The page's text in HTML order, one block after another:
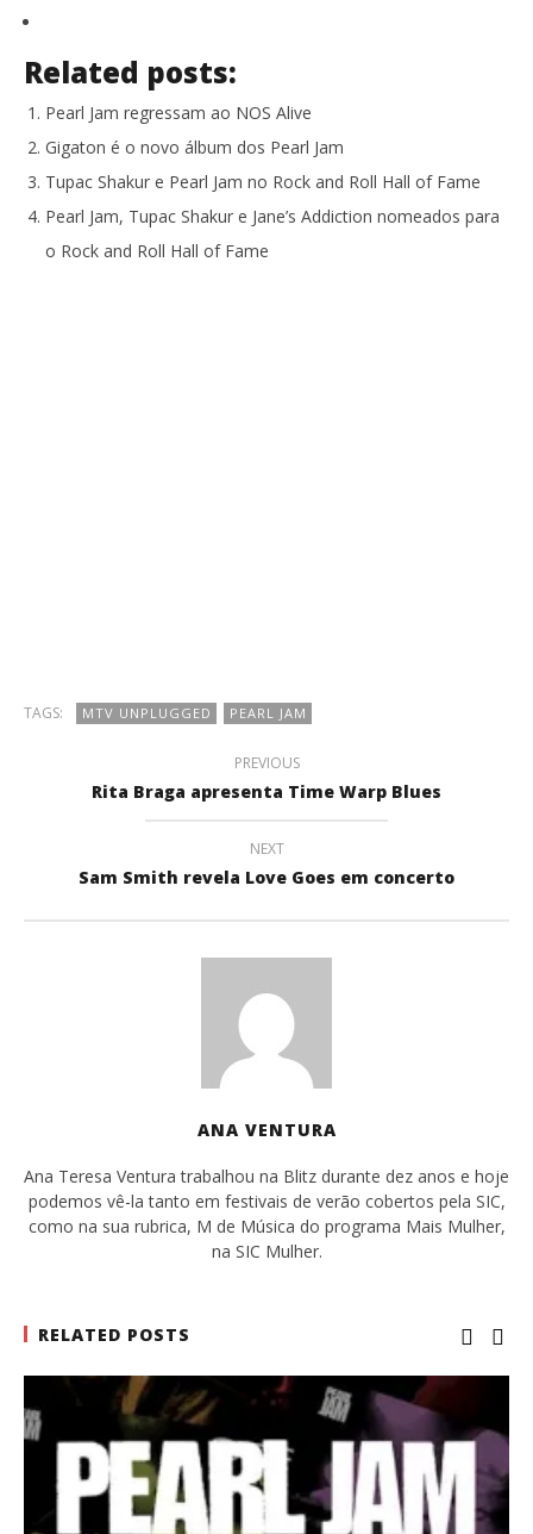
Related posts:
Pearl Jam regressam ao NOS Alive
Gigaton é o novo álbum dos Pearl Jam
Tupac Shakur e Pearl Jam no Rock and Roll Hall of Fame
Pearl Jam, Tupac Shakur e Jane’s Addiction nomeados para
o Rock and Roll Hall of Fame
TAGS: MTV UNPLUGGED PEARL JAM
PREVIOUS
Rita Braga apresenta Time Warp Blues
NEXT
Sam Smith revela Love Goes em concerto
ANA VENTURA
Ana Teresa Ventura trabalhou na Blitz durante dez anos e hoje
podemos vê-la tanto em festivais de verão cobertos pela SIC,
como na sua rubrica, M de Música do programa Mais Mulher,
na SIC Mulher.
RELATED POSTS